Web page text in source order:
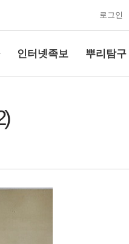
로그인
인터넷족보 뿌리탐구